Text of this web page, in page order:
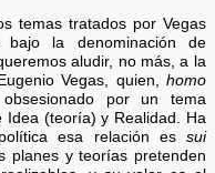
temas tratados por Vegas
la denominación de
aludir, no más, a la
Vegas, quien, homo
por un tema
Idea (teoría) y Realidad. Ha
esa relación es sui
planes y teorías pretenden